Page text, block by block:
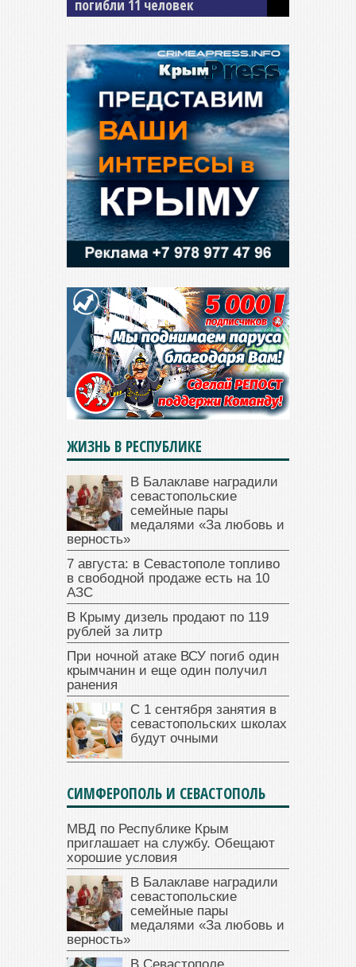
сбил двух детей на «зебре»
ЖИЗНЬ В РЕСПУБЛИКЕ
В Балаклаве наградили
севастопольские
семейные пары
медалями «За любовь и
верность»
7 августа: в Севастополе топливо
в свободной продаже есть на 10
АЗС
В Крыму дизель продают по 119
рублей за литр
При ночной атаке ВСУ погиб один
крымчанин и еще один получил
ранения
С 1 сентября занятия в
севастопольских школах
будут очными
СИМФЕРОПОЛЬ И СЕВАСТОПОЛЬ
МВД по Республике Крым
приглашает на службу. Обещают
хорошие условия
В Балаклаве наградили
севастопольские
семейные пары
медалями «За любовь и
верность»